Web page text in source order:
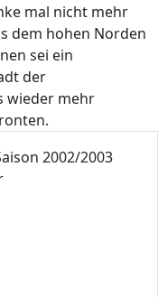
mal nicht mehr
dem hohen Norden
sei ein
der
wieder mehr
2002/2003